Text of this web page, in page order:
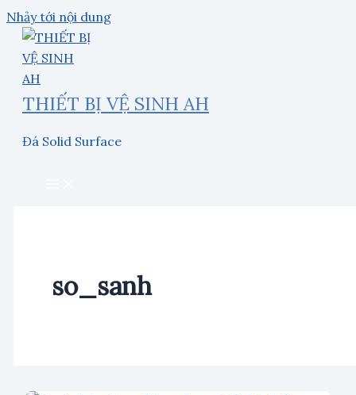
Nhảy tới nội dung
THIẾT BỊ VỆ SINH AH
Đá Solid Surface
so_sanh